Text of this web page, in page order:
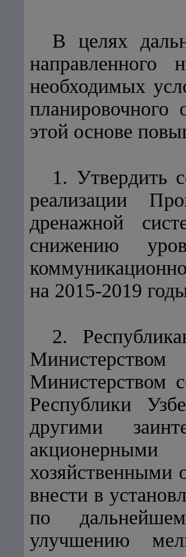
В целях
направленного
необходимых
планировочного
этой основе
1. Утвердить
реализации
дренажной
снижению
на 2015-2019
2.
Министерством
Республики
другими
хозяйственными
внести в
по
улучшению